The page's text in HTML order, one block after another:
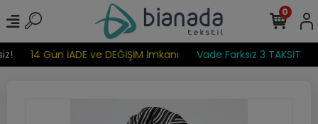
14 Gün İADE ve DEĞİŞİM İmkanı Vade Farksız 3 TAKSİT
0